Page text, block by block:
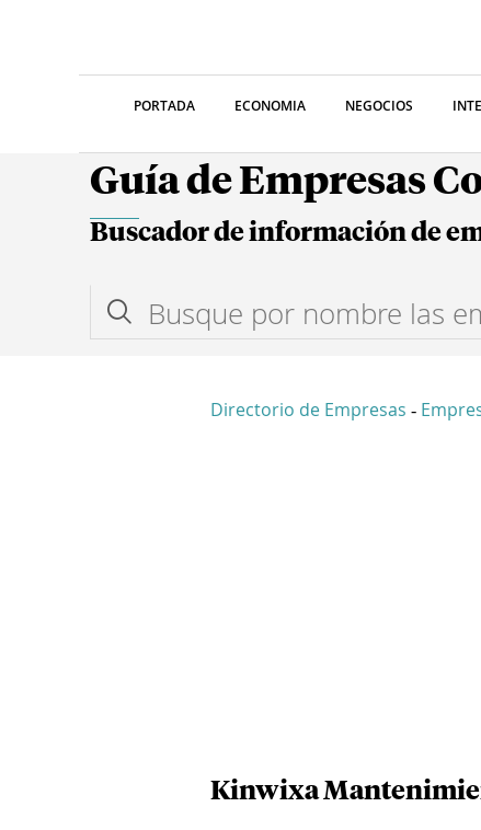
PORTADA ECONOMIA NEGOCIOS
Guía de Empresas
Buscador de información de
Directorio de Empresas -
Kinwixa